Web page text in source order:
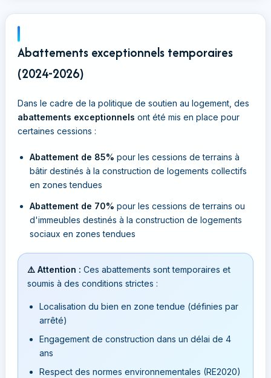
Abattements exceptionnels temporaires
(2024-2026)
Dans le cadre de la politique de soutien au logement, des
abattements exceptionnels ont été mis en place pour
certaines cessions :
Abattement de 85% pour les cessions de terrains à
bâtir destinés à la construction de logements collectifs
en zones tendues
Abattement de 70% pour les cessions de terrains ou
d'immeubles destinés à la construction de logements
sociaux en zones tendues
⚠️ Attention : Ces abattements sont temporaires et
soumis à des conditions strictes :
Localisation du bien en zone tendue (définies par
arrêté)
Engagement de construction dans un délai de 4
ans
Respect des normes environnementales (RE2020)